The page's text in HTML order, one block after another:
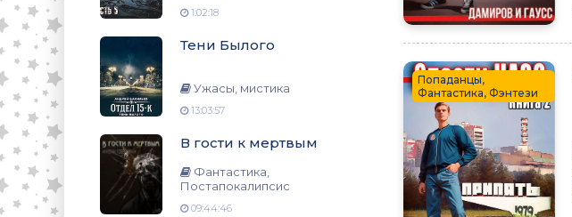
1:02:18
Тени Былого
Ужасы, мистика
13:03:57
В гости к мертвым
Фантастика,
Постапокалипсис
09:44:46
Попаданцы,
Фантастика, Фэнтези